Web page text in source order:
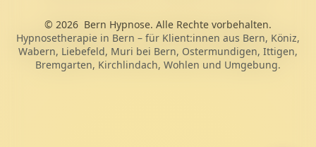
© 2026 Bern Hypnose. Alle Rechte vorbehalten.
Hypnosetherapie in Bern – für Klient:innen aus Bern, Köniz,
Wabern, Liebefeld, Muri bei Bern, Ostermundigen, Ittigen,
Bremgarten, Kirchlindach, Wohlen und Umgebung.